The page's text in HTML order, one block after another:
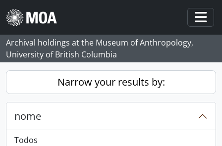
Skip to main content
Archival holdings at the Museum of Anthropology,
University of British Columbia
Narrow your results by:
nome
Todos